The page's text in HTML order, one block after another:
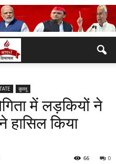
कुल्लू
में लड़कियों ने
हासिल किया
0
66